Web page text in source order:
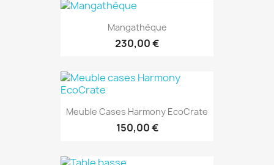
Mangathèque
230,00 €
Meuble Cases Harmony EcoCrate
150,00 €